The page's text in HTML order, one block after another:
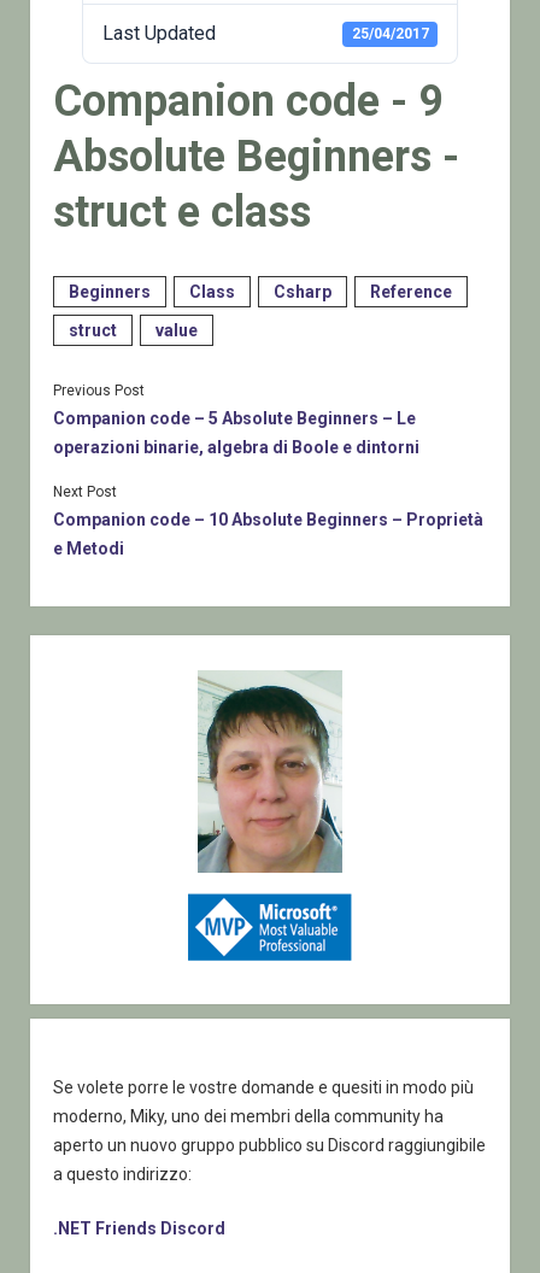
Last Updated 25/04/2017
Companion code - 9
Absolute Beginners -
struct e class
Beginners Class Csharp
Reference
struct
value
Previous Post
Companion code – 5 Absolute Beginners – Le
operazioni binarie, algebra di Boole e dintorni
Next Post
Companion code – 10 Absolute Beginners – Proprietà
e Metodi
Se volete porre le vostre domande e quesiti in modo più
moderno, Miky, uno dei membri della community ha
aperto un nuovo gruppo pubblico su Discord raggiungibile
a questo indirizzo:
.NET Friends Discord